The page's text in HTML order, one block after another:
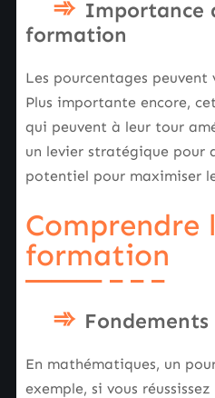
Importance
formation
Les pourcentages
Plus importante encore,
qui peuvent à leur tour
un levier stratégique pour
potentiel pour maximiser
Comprendre
formation
En mathématiques, un
exemple, si vous